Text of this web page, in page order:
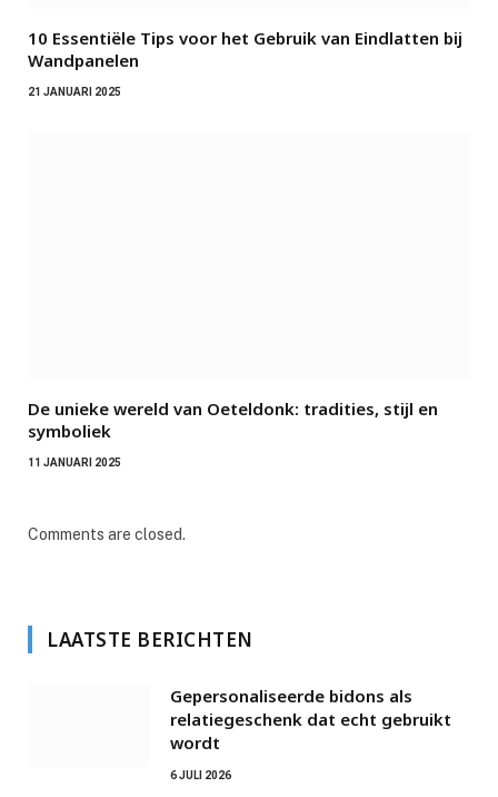
10 Essentiële Tips voor het Gebruik van Eindlatten bij
Wandpanelen
21 JANUARI 2025
De unieke wereld van Oeteldonk: tradities, stijl en
symboliek
11 JANUARI 2025
Comments are closed.
LAATSTE BERICHTEN
Gepersonaliseerde bidons als
relatiegeschenk dat echt gebruikt
wordt
6 JULI 2026